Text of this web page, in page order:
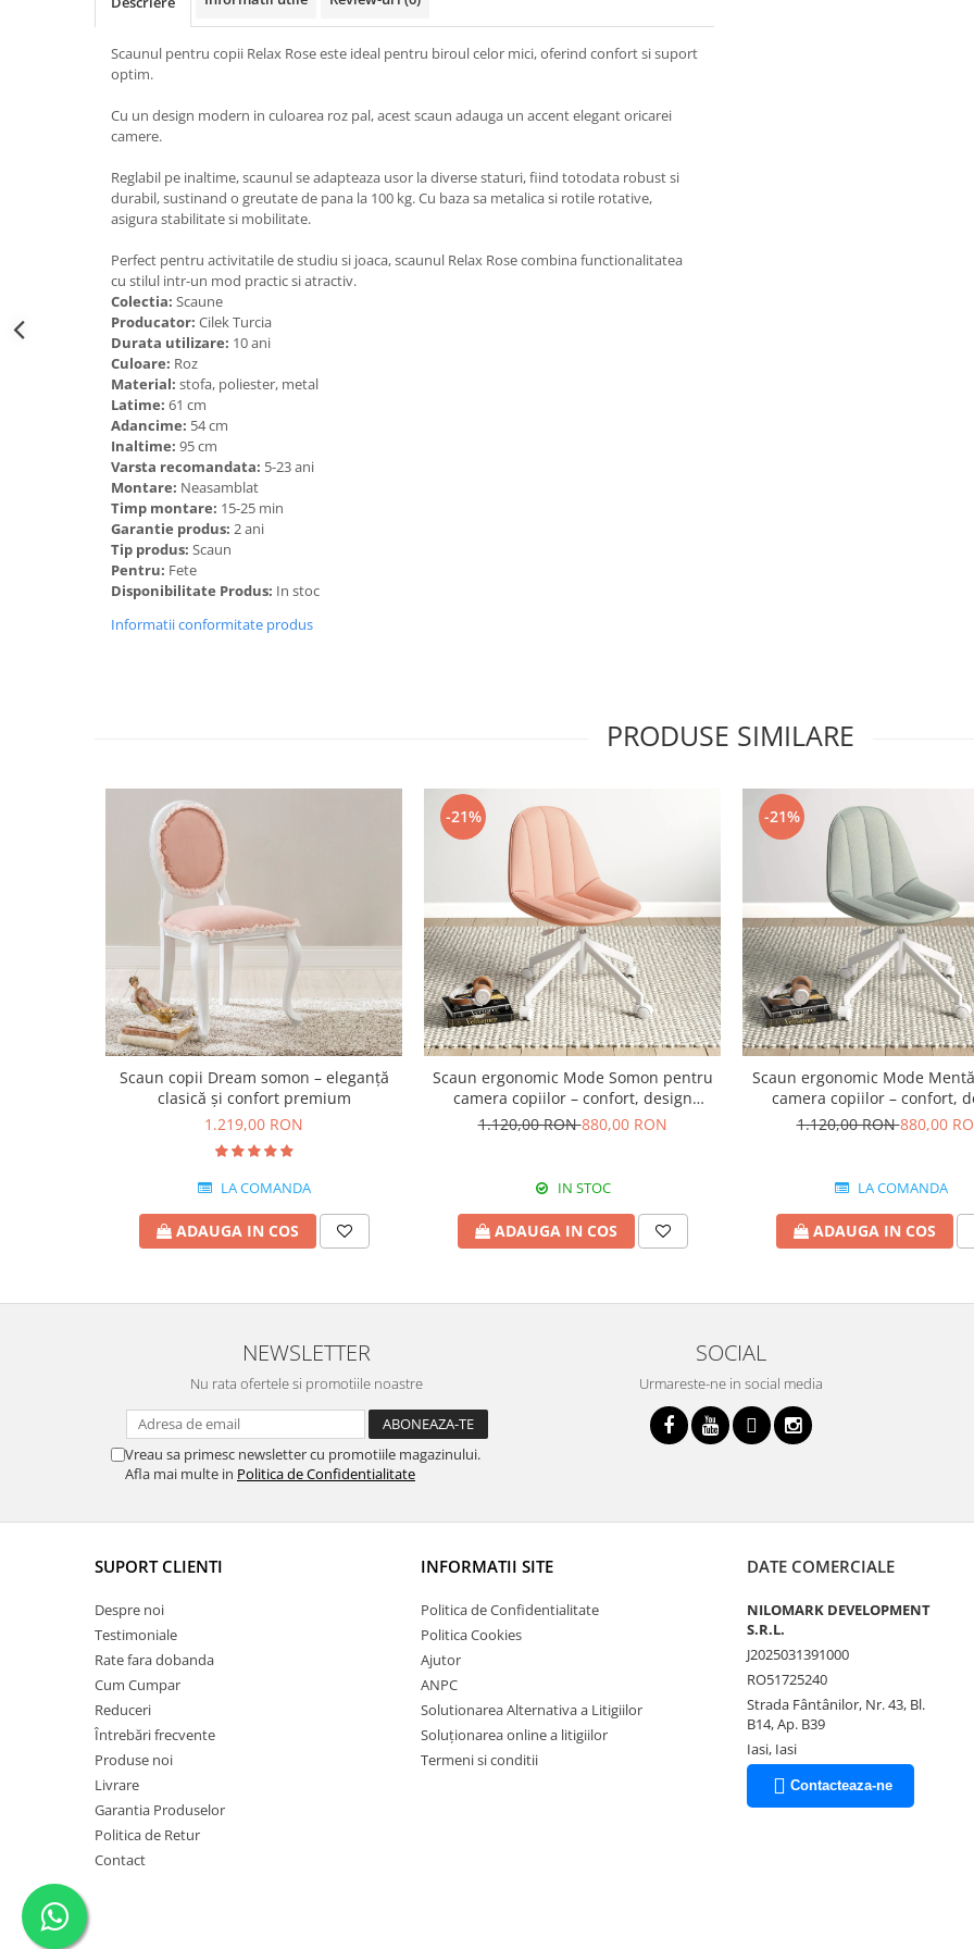
Scaunul pentru copii Relax Rose este ideal pentru biroul celor mici, oferind confort si suport
optim.
Cu un design modern in culoarea roz pal, acest scaun adauga un accent elegant oricarei
camere.
Reglabil pe inaltime, scaunul se adapteaza usor la diverse staturi, fiind totodata robust si
durabil, sustinand o greutate de pana la 100 kg. Cu baza sa metalica si rotile rotative,
asigura stabilitate si mobilitate.
Perfect pentru activitatile de studiu si joaca, scaunul Relax Rose combina functionalitatea
cu stilul intr-un mod practic si atractiv.
Colectia: Scaune
Producator: Cilek Turcia
Durata utilizare: 10 ani
Culoare: Roz
Material: stofa, poliester, metal
Latime: 61 cm
Adancime: 54 cm
Inaltime: 95 cm
Varsta recomandata: 5-23 ani
Montare: Neasamblat
Timp montare: 15-25 min
Garantie produs: 2 ani
Tip produs: Scaun
Pentru: Fete
Disponibilitate Produs: In stoc
Informatii conformitate produs
PRODUSE SIMILARE
Scaun copii Dream somon – eleganță
clasică și confort premium
1.219,00 RON
LA COMANDA
ADAUGA IN COS
-21%
Scaun ergonomic Mode Somon pentru
camera copiilor – confort, design
modern și reglabil pe înălțime
1.120,00 RON880,00 RON
IN STOC
ADAUGA IN COS
-21%
Scaun ergonomic Mode
camera copiilor – confort,
modern și reglabil pe
1.120,00 RON880,00
LA COMANDA
ADAUGA IN COS
NEWSLETTER
Nu rata ofertele si promotiile noastre
Vreau sa primesc newsletter cu promotiile magazinului.
Afla mai multe in Politica de Confidentialitate
SOCIAL
Urmareste-ne in social media
SUPORT CLIENTI
Despre noi
Testimoniale
Rate fara dobanda
Cum Cumpar
Reduceri
Întrebări frecvente
Produse noi
Livrare
Garantia Produselor
Politica de Retur
Contact
INFORMATII SITE
Politica de Confidentialitate
Politica Cookies
Ajutor
ANPC
Solutionarea Alternativa a Litigiilor
Soluționarea online a litigiilor
Termeni si conditii
DATE COMERCIALE
NILOMARK DEVELOPMENT
S.R.L.
J2025031391000
RO51725240
Strada Fântânilor, Nr. 43, Bl.
B14, Ap. B39
Iasi, Iasi
Contacteaza-ne